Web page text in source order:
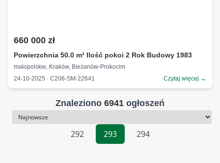
660 000 zł
Powierzchnia 50.0 m² Ilość pokoi 2 Rok Budowy 1983
małopolskie, Kraków, Bieżanów-Prokocim
24-10-2025 · C206-SM-22641
Czytaj więcej →
Znaleziono 6941 ogłoszeń
Sortowanie
292
293 294